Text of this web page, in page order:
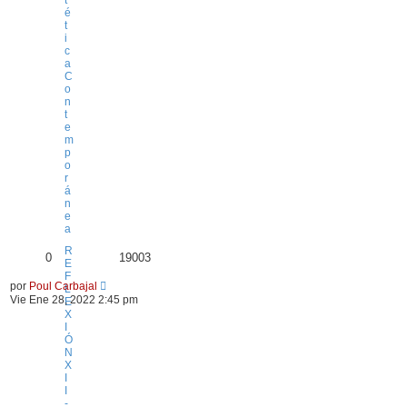
é
t
i
c
a
C
o
n
t
e
m
p
o
r
á
n
e
a
R
E
F
L
E
X
I
Ó
N
X
I
I
-
0 19003
por Poul Carbajal
Vie Ene 28, 2022 2:45 pm